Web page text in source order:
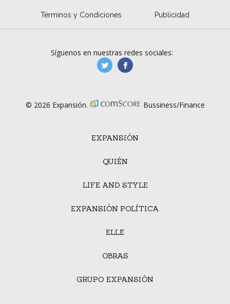
Términos y Condiciones Publicidad
EXPANSIÓN
QUIÉN
LIFE AND STYLE
EXPANSIÓN POLÍTICA
ELLE
OBRAS
GRUPO EXPANSIÓN
Síguenos en nuestras redes sociales:
manufacturaGE
© 2026 Expansión. Bussiness/Finance